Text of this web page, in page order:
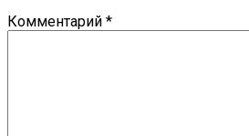
Комментарий *